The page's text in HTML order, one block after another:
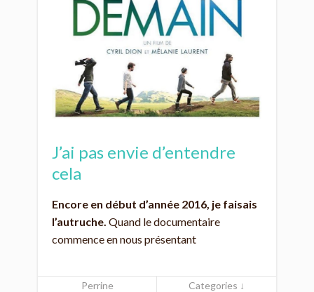
J’ai pas envie d’entendre
cela
Encore en début d’année 2016, je faisais
l’autruche. Quand le documentaire
commence en nous présentant
Perrine Categories ↓